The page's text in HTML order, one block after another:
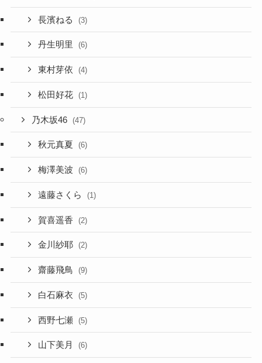
長濱ねる (3)
丹生明里 (6)
東村芽依 (4)
松田好花 (1)
乃木坂46 (47)
秋元真夏 (6)
梅澤美波 (6)
遠藤さくら (1)
賀喜遥香 (2)
金川紗耶 (2)
齋藤飛鳥 (9)
白石麻衣 (5)
西野七瀬 (5)
山下美月 (6)